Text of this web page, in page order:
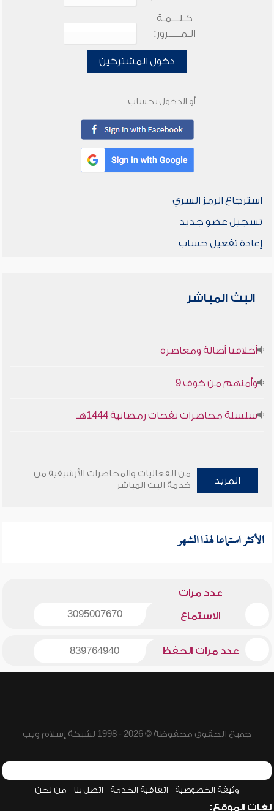
كـلـــمـة
الـمـــــرور:
دخول المشتركين
أو الدخول بحساب
استرجاع الرمز السري
تسجيل عضو جديد
إعادة تفعيل حساب
البث المباشر
أخلاقنا أصالة ومعاصرة
وأمنهم من خوف 9
سلسلة محاضرات نفحات رمضانية 1444هـ
المزيد
من الفعاليات والمحاضرات الأرشيفية من
خدمة البث المباشر
الأكثر استماعا لهذا الشهر
عدد مرات
الاستماع 3095007670
عدد مرات الحفظ 839764940
جميع الحقوق محفوظة © 2026 - 1998 لشبكة إسلام ويب
وثيقة الخصوصية اتفاقية الخدمة اتصل بنا من نحن
لغات الموقع: